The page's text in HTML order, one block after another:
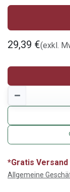
29,39 €(exkl.
*Gratis Versand
Allgemeine